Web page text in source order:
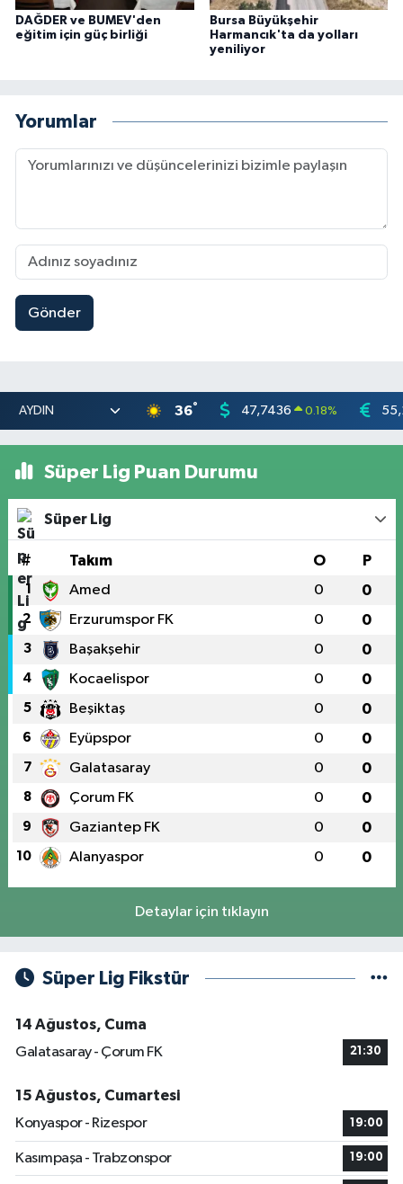
DAĞDER ve BUMEV'den
eğitim için güç birliği
Bursa Büyükşehir
Harmancık'ta da yolları
yeniliyor
Yorumlar
Gönder
36° 47,7436 0.18%
Süper Lig Puan Durumu
Süper Lig
# Takım O P
1 Amed 0 0
2 Erzurumspor FK 0 0
3 Başakşehir 0 0
4 Kocaelispor 0 0
5 Beşiktaş 0 0
6 Eyüpspor 0 0
7 Galatasaray 0 0
8 Çorum FK 0 0
9 Gaziantep FK 0 0
10 Alanyaspor 0 0
Detaylar için tıklayın
Süper Lig Fikstür
14 Ağustos, Cuma
Galatasaray - Çorum FK
21:30
15 Ağustos, Cumartesi
Konyaspor - Rizespor
19:00
Kasımpaşa - Trabzonspor 19:00